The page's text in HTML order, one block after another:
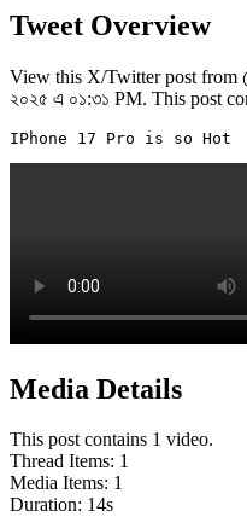
Tweet Overview
View this X/Twitter post from
২০২৫ এ ০১:৩১ PM. This post
IPhone 17 Pro is so Hot
Media Details
This post contains 1 video.
Thread Items: 1
Media Items: 1
Duration: 14s